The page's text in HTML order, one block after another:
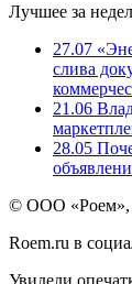
Лучшее за
27.07
слива
21.06
28.05
© ООО «Роем»,
Roem.ru в
Увидели